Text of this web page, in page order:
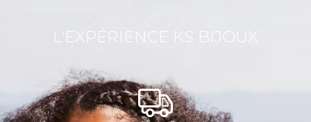
KS Bijoux
L'EXPÉRIENCE KS BIJOUX